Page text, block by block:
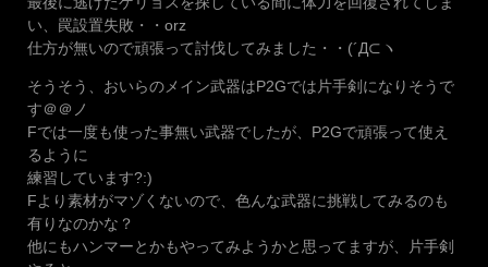
い、罠設置失敗・・orz
仕方が無いので頑張って討伐してみました・・(´Д⊂ヽ
そうそう、おいらのメイン武器はP2Gでは片手剣になりそうで
す＠＠ノ
Fでは一度も使った事無い武器でしたが、P2Gで頑張って使え
るように
練習しています?:)
Fより素材がマゾくないので、色んな武器に挑戦してみるのも
有りなのかな？
他にもハンマーとかもやってみようかと思ってますが、片手剣